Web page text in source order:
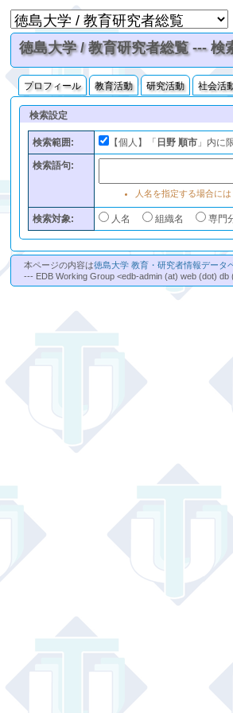
徳島大学 / 教育研究者総覧 --- 検
プロフィール 教育活動 研究活動 社会活
検索設定
検索範囲: 【個人】「 日野 順市 」内に
検索語句:
人名を指定する場合に
検索対象: 人名 組織名 専門
本ページの内容は徳島大学 教育・研究者情報データ
--- EDB Working Group <edb-admin (at) web (dot)